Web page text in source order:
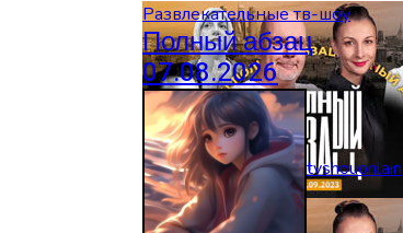
Развлекательные тв-шоу
Полный абзац
07.08.2026
tvshouonlain